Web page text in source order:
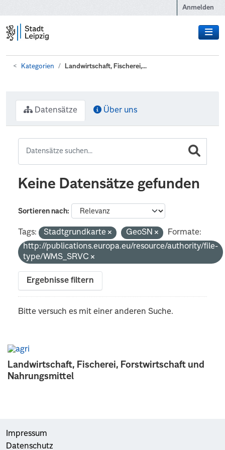
Anmelden
Kategorien Landwirtschaft, Fischerei,...
Landwirtschaft, Fischerei, Forstwirtschaft und
Nahrungsmittel
Datensätze Über uns
Keine Datensätze gefunden
Sortieren nach
Tags: Stadtgrundkarte GeoSN
Formate:
http://publications.europa.eu/resource/authority/file-
type/WMS_SRVC
Ergebnisse filtern
Bitte versuch es mit einer anderen Suche.
Impressum
Datenschutz